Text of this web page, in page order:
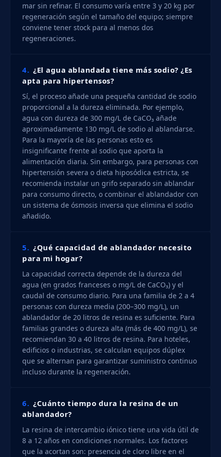
mar sin refinar. El consumo varía entre 3 y 20 kg por
regeneración según el tamaño del equipo; siempre
conviene tener stock para al menos dos
regeneraciones.
4. ¿El agua ablandada tiene más sodio? ¿Es
apta para hipertensos?
Sí, el proceso añade una pequeña cantidad de sodio
proporcional a la dureza eliminada. Por ejemplo,
agua con dureza de 300 mg/L de CaCO₃ añade
aproximadamente 130 mg/L de sodio al ablandarse.
Para la mayoría de las personas esto es
insignificante frente al sodio que aporta la
alimentación diaria. Sin embargo, para personas con
hipertensión severa o dieta hiposódica estricta, se
recomienda instalar un grifo separado sin ablandar
para consumo directo, o combinar el ablandador con
un sistema de ósmosis inversa que elimina el sodio
añadido.
5. ¿Qué capacidad de ablandador necesito
para mi hogar?
La capacidad correcta depende de la dureza del
agua (en grados franceses o mg/L de CaCO₃) y el
caudal de consumo diario. Para una familia de 2 a 4
personas con dureza media (200–300 mg/L), un
ablandador de 20 litros de resina es suficiente. Para
familias grandes o dureza alta (más de 400 mg/L), se
recomiendan 30 a 40 litros de resina. Para hoteles,
edificios o industrias, se calculan equipos dúplex
que se alternan para garantizar suministro continuo
incluso durante la regeneración.
6. ¿Cuánto tiempo dura la resina de un
ablandador?
La resina de intercambio iónico tiene una vida útil de
8 a 12 años en condiciones normales. Los factores
que la acortan son: presencia de cloro libre en el